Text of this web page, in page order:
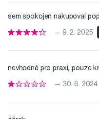
sem spokojen nakupoval
— 9. 2. 2025
nevhodné pro praxi, pouze
— 30. 6. 2024